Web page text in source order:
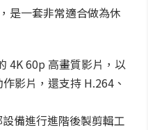
是一套非常適合做為休
4K 60p 高畫質影片，以
影片，還支持 H.264、
備進行進階後製剪輯工